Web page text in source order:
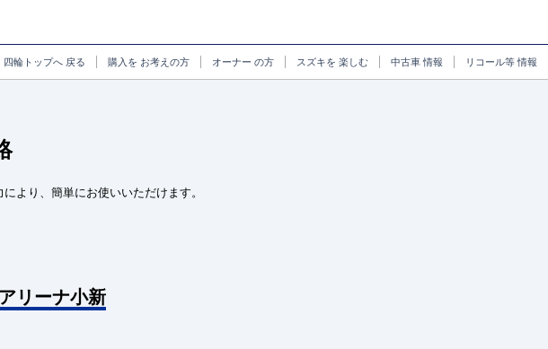
四輪トップへ 戻る 購入を お考えの方 オーナー の方 スズキを 楽しむ 中古車情報 リコール等情報
より、簡単にお使いいただけます。
リーナ小新